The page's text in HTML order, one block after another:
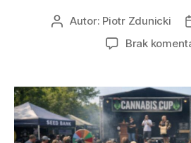
AutorAutor: Piotr Zdunicki
Brak